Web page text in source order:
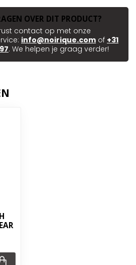
OVER DIT PRODUCT?
contact op met onze
info@noirique.com of +31
. We helpen je graag verder!